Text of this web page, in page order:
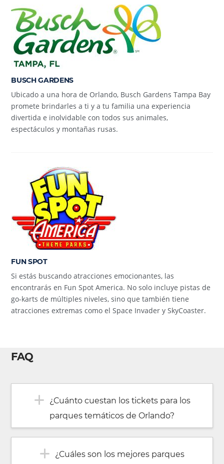
BUSCH GARDENS
Ubicado a una hora de Orlando, Busch Gardens Tampa Bay
promete brindarles a ti y a tu familia una experiencia
divertida e inolvidable con todos sus animales,
espectáculos y montañas rusas.
FUN SPOT
Si estás buscando atracciones emocionantes, las
encontrarás en Fun Spot America. No solo incluye pistas de
go-karts de múltiples niveles, sino que también tiene
atracciones extremas como el Space Invader y SkyCoaster.
FAQ
¿Cuánto cuestan los tickets para los
parques temáticos de Orlando?
¿Cuáles son los mejores parques